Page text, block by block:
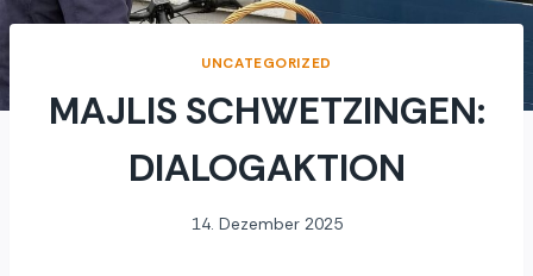
UNCATEGORIZED
MAJLIS SCHWETZINGEN:
DIALOGAKTION
14. Dezember 2025